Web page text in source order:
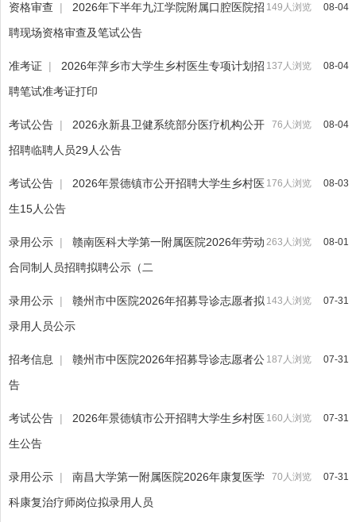
08-04
149人浏览
资格审查 |
2026年下半年九江学院附属口腔医院招
聘现场资格审查及笔试公告
08-04
137人浏览
准考证 |
2026年萍乡市大学生乡村医生专项计划招
聘笔试准考证打印
08-04
76人浏览
考试公告 |
2026永新县卫健系统部分医疗机构公开
招聘临聘人员29人公告
08-03
176人浏览
考试公告 |
2026年景德镇市公开招聘大学生乡村医
生15人公告
08-01
263人浏览
录用公示 |
赣南医科大学第一附属医院2026年劳动
合同制人员招聘拟聘公示（二
07-31
143人浏览
录用公示 |
赣州市中医院2026年招募导诊志愿者拟
录用人员公示
07-31
187人浏览
招考信息 |
赣州市中医院2026年招募导诊志愿者公
告
07-31
160人浏览
考试公告 |
2026年景德镇市公开招聘大学生乡村医
生公告
07-31
70人浏览
录用公示 |
南昌大学第一附属医院2026年康复医学
科康复治疗师岗位拟录用人员